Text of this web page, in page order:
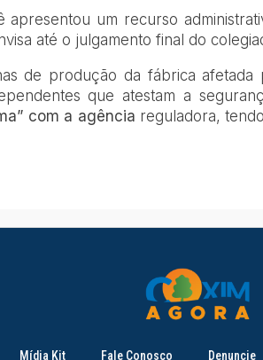
um recurso
até o julgamento final do
de produção da fábrica afetada
que atestam a
com a agência reguladora,
Mídia Kit Fale Conosco Denuncie